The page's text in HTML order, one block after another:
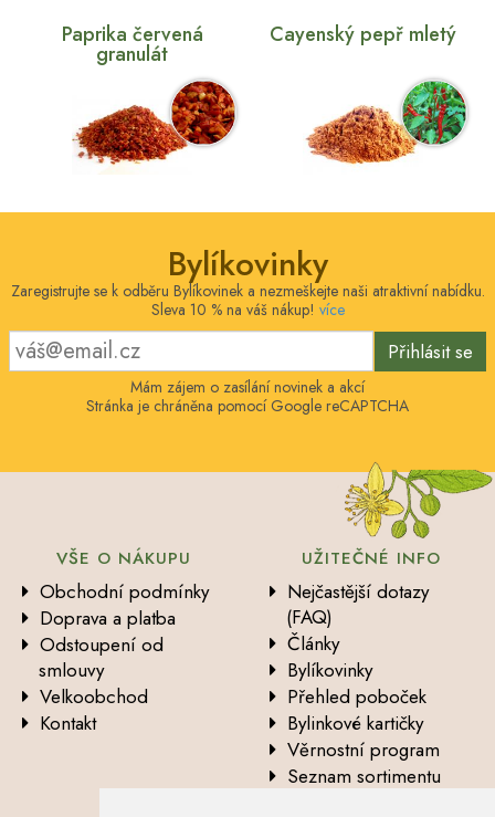
Paprika červená
granulát
Cayenský pepř mletý
Bylíkovinky
Zaregistrujte se k odběru Bylíkovinek a nezmeškejte naši atraktivní nabídku.
Sleva 10 % na váš nákup! více
Přihlásit se
Mám zájem o zasílání novinek a akcí
Stránka je chráněna pomocí Google reCAPTCHA
VŠE O NÁKUPU
Obchodní podmínky
Doprava a platba
Odstoupení od
smlouvy
Velkoobchod
Kontakt
UŽITEČNÉ INFO
Nejčastější dotazy
(FAQ)
Články
Bylíkovinky
Přehled poboček
Bylinkové kartičky
Věrnostní program
Seznam sortimentu